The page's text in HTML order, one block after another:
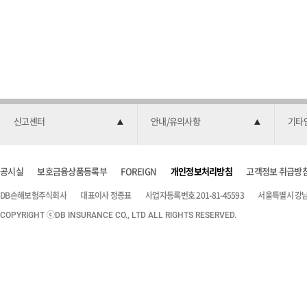
신고센터 안내/유의사항 기타
공시실 보호금융상품등록부 FOREIGN 개인정보처리방침 고객정보 취급방
DB손해보험주식회사 대표이사 정종표 사업자등록번호 201-81-45593 서울특별시 강
COPYRIGHT ⓒDB INSURANCE CO., LTD ALL RIGHTS RESERVED.